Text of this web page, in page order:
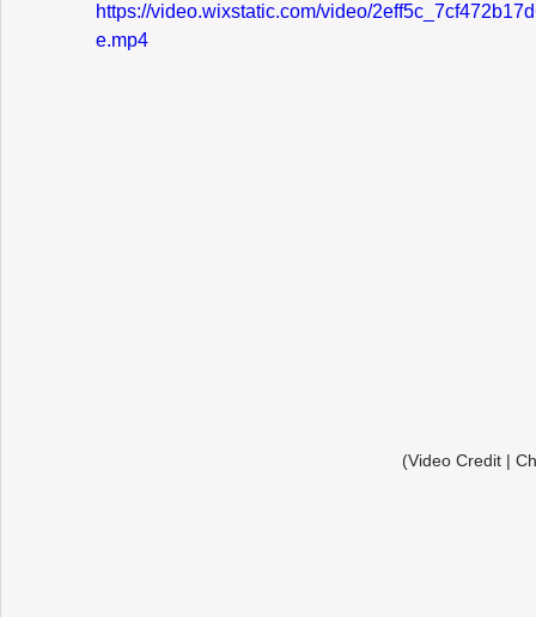
https://video.wixstatic.com/video/
e.mp4
(Video Credit |